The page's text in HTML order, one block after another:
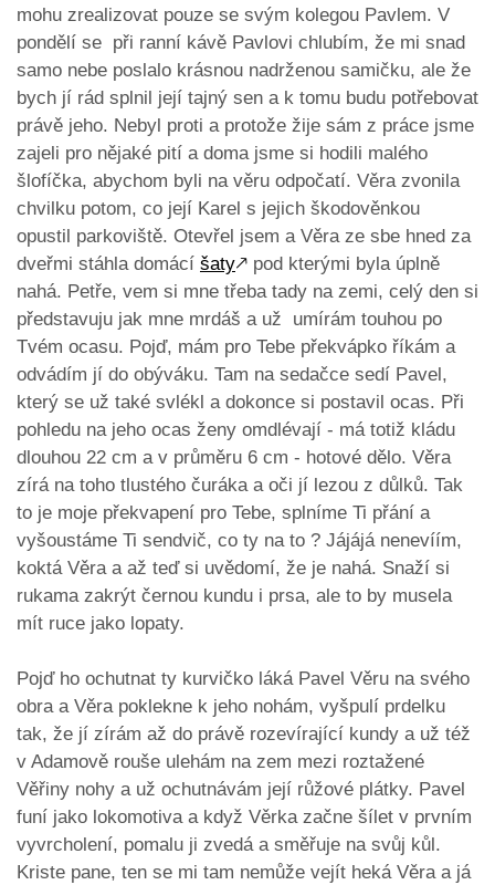
mohu zrealizovat pouze se svým kolegou Pavlem. V
pondělí se při ranní kávě Pavlovi chlubím, že mi snad
samo nebe poslalo krásnou nadrženou samičku, ale že
bych jí rád splnil její tajný sen a k tomu budu potřebovat
právě jeho. Nebyl proti a protože žije sám z práce jsme
zajeli pro nějaké pití a doma jsme si hodili malého
šlofíčka, abychom byli na věru odpočatí. Věra zvonila
chvilku potom, co její Karel s jejich škodověnkou
opustil parkoviště. Otevřel jsem a Věra ze sbe hned za
dveřmi stáhla domácí šaty🡕 pod kterými byla úplně
nahá. Petře, vem si mne třeba tady na zemi, celý den si
představuju jak mne mrdáš a už umírám touhou po
Tvém ocasu. Pojď, mám pro Tebe překvápko říkám a
odvádím jí do obýváku. Tam na sedačce sedí Pavel,
který se už také svlékl a dokonce si postavil ocas. Při
pohledu na jeho ocas ženy omdlévají - má totiž kládu
dlouhou 22 cm a v průměru 6 cm - hotové dělo. Věra
zírá na toho tlustého čuráka a oči jí lezou z důlků. Tak
to je moje překvapení pro Tebe, splníme Ti přání a
vyšoustáme Ti sendvič, co ty na to ? Jájájá nenevíím,
koktá Věra a až teď si uvědomí, že je nahá. Snaží si
rukama zakrýt černou kundu i prsa, ale to by musela
mít ruce jako lopaty.
Pojď ho ochutnat ty kurvičko láká Pavel Věru na svého
obra a Věra poklekne k jeho nohám, vyšpulí prdelku
tak, že jí zírám až do právě rozevírající kundy a už též
v Adamově rouše ulehám na zem mezi roztažené
Věřiny nohy a už ochutnávám její růžové plátky. Pavel
funí jako lokomotiva a když Věrka začne šílet v prvním
vyvrcholení, pomalu ji zvedá a směřuje na svůj kůl.
Kriste pane, ten se mi tam nemůže vejít heká Věra a já